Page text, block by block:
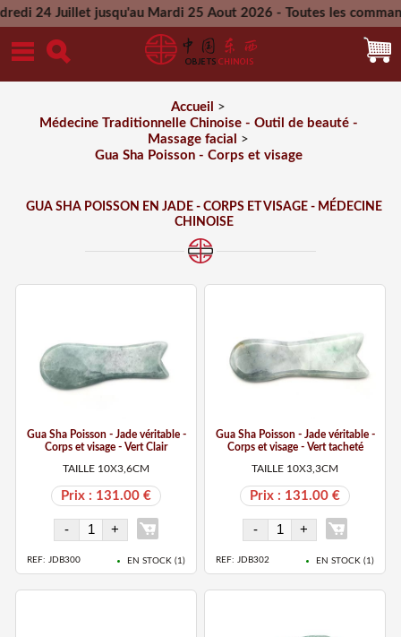
Juillet jusqu'au Mardi 25 Aout 2026 - Toutes les commandes
Mercredi 26 Aout 2026
Accueil
>
Médecine Traditionnelle Chinoise - Outil de beauté -
Massage facial
>
Gua Sha Poisson - Corps et visage
GUA SHA POISSON EN JADE - CORPS ET VISAGE - MÉDECINE
CHINOISE
Gua Sha Poisson - Jade véritable -
Corps et visage - Vert Clair
TAILLE 10X3,6CM
Prix : 131.00 €
REF: JDB300 EN STOCK ( 1 )
Gua Sha Poisson - Jade véritable -
Corps et visage - Vert tacheté
TAILLE 10X3,3CM
Prix : 131.00 €
REF: JDB302 EN STOCK ( 1 )